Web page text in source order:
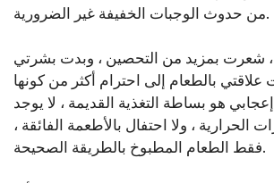
من حدوث الوجبات الخفيفة غير الضرورية.
شعرت بمزيد من التحصين ، وبدت بشرتي
بالطعام إلى احترام أكثر من كونها
إعجابي هو بساطة التغذية القديمة ، لا يوجد
، ولا احتفال بالأطعمة الفائقة ،
فقط الطعام المطبوخ بالطريقة الصحيحة.